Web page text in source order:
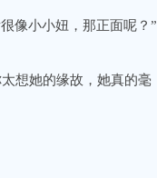
小小妞，那正面呢？”
想她的缘故，她真的毫